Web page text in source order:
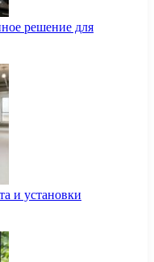
решение для
и установки